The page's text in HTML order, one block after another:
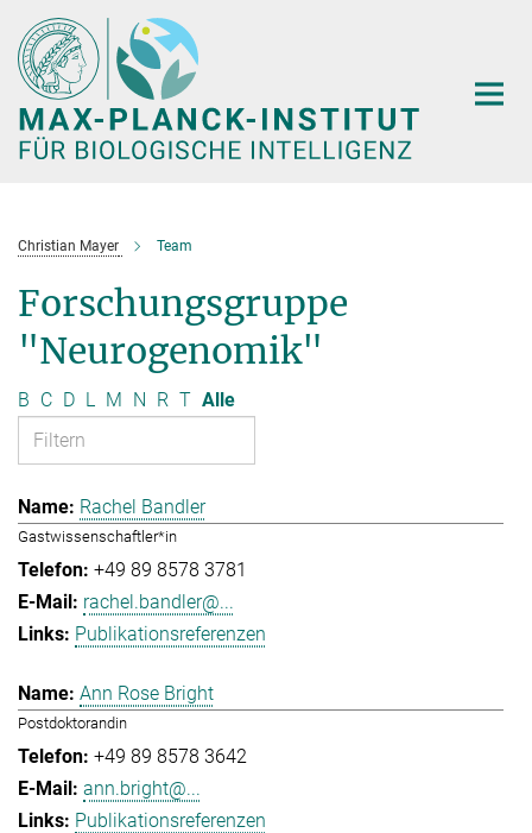
Hauptinhalt
Christian Mayer Team
Forschungsgruppe
"Neurogenomik"
B C D L M N R T Alle
Rachel Bandler
Gastwissenschaftler*in
+49 89 8578 3781
rachel.bandler@...
Publikationsreferenzen
Ann Rose Bright
Postdoktorandin
+49 89 8578 3642
ann.bright@...
Publikationsreferenzen